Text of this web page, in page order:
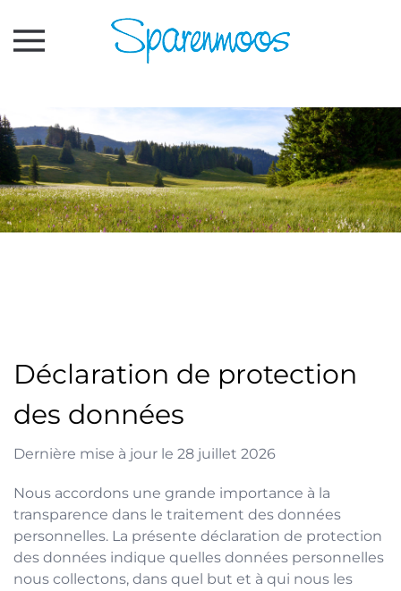
Accéder au contenu principal
Déclaration de protection
des données
Dernière mise à jour le 28 juillet 2026
Nous accordons une grande importance à la
transparence dans le traitement des données
personnelles. La présente déclaration de protection
des données indique quelles données personnelles
nous collectons, dans quel but et à qui nous les